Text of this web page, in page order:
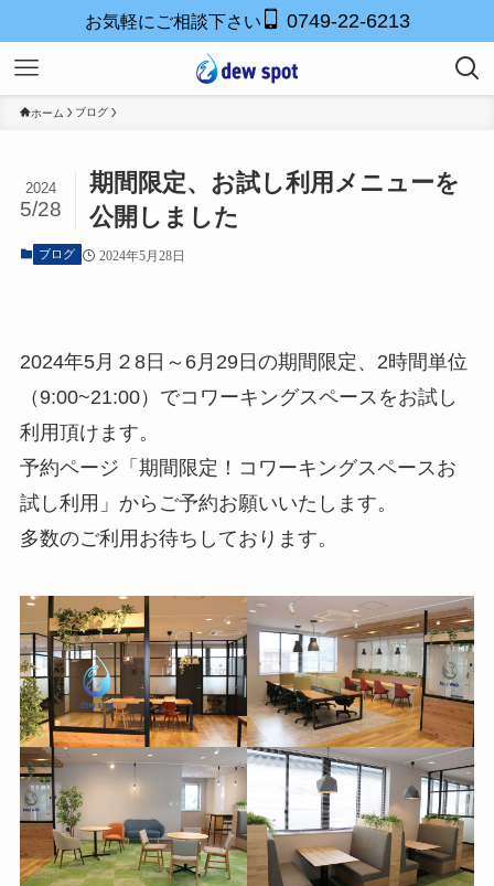
お気軽にご相談下さい 0749-22-6213
ホーム ブログ
期間限定、お試し利用メニューを
公開しました
2024
5/28
ブログ 2024年5月28日
2024年5月２8日～6月29日の期間限定、 2時間単位
（9:00~21:00）でコワーキングスペースをお試し
利用頂けます。
予約ページ「期間限定！コワーキングスペースお
試し利用」からご予約お願いいたします。
多数のご利用お待ちしております。